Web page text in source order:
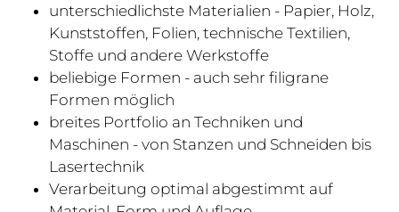
unterschiedlichste Materialien - Papier, Holz,
Kunststoffen, Folien, technische Textilien,
Stoffe und andere Werkstoffe
beliebige Formen - auch sehr filigrane
Formen möglich
breites Portfolio an Techniken und
Maschinen - von Stanzen und Schneiden bis
Lasertechnik
Verarbeitung optimal abgestimmt auf